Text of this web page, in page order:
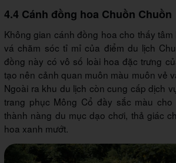
4.4 Cánh đồng hoa Chuồn Chuồn
Không gian cánh đồng hoa cho thấy
vá chăm sóc tỉ mỉ của điểm du lịch
đồng này có vô số loài hoa đặc trưng
tạo nên cảnh quan muôn màu muôn vẻ
Ngoài ra khu du lịch còn cung cấp dịch
trang phục Mông Cổ đầy sắc màu
thành nàng du mục dạo chơi, thả giác
hoa xanh mướt.